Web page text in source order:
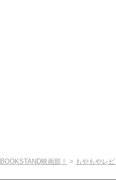
BOOKSTAND映画部！ > もやもやレ